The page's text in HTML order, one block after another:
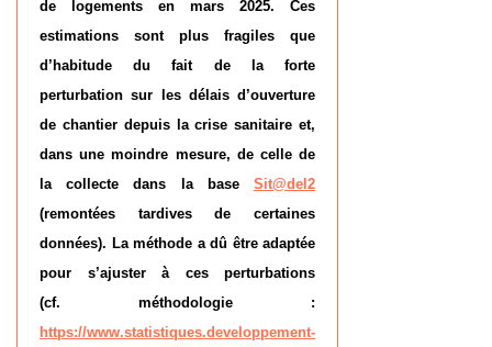
de logements en mars 2025. Ces
estimations sont plus fragiles que
d’habitude du fait de la forte
perturbation sur les délais d’ouverture
de chantier depuis la crise sanitaire et,
dans une moindre mesure, de celle de
la collecte dans la base Sit@del2
(remontées tardives de certaines
données). La méthode a dû être adaptée
pour s’ajuster à ces perturbations
(cf. méthodologie :
https://www.statistiques.developpement-